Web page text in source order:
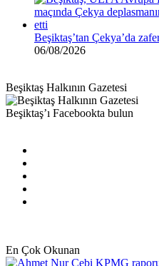
Beşiktaş’tan Çekya’da
06/08/2026
Beşiktaş Halkının Gazetesi
Beşiktaş’ı Facebookta bulun
En Çok Okunan